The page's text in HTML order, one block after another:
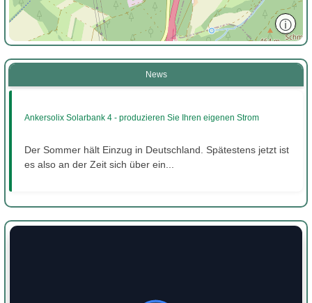
ⓘ
News
Ankersolix Solarbank 4 - produzieren Sie Ihren eigenen Strom
Der Sommer hält Einzug in Deutschland. Spätestens jetzt ist
es also an der Zeit sich über ein...